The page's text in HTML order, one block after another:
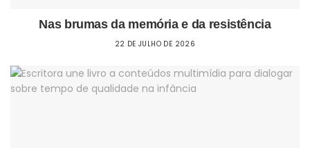
Nas brumas da memória e da resistência
22 DE JULHO DE 2026